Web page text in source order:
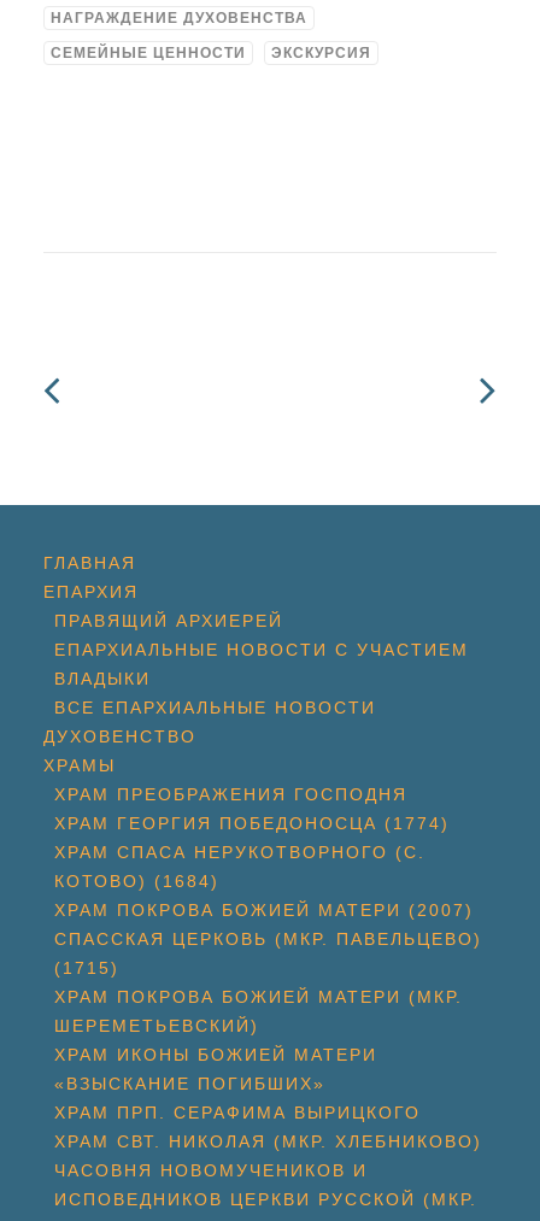
НАГРАЖДЕНИЕ ДУХОВЕНСТВА
СЕМЕЙНЫЕ ЦЕННОСТИ ЭКСКУРСИЯ
ГЛАВНАЯ
ЕПАРХИЯ
ПРАВЯЩИЙ АРХИЕРЕЙ
ЕПАРХИАЛЬНЫЕ НОВОСТИ С УЧАСТИЕМ
ВЛАДЫКИ
ВСЕ ЕПАРХИАЛЬНЫЕ НОВОСТИ
ДУХОВЕНСТВО
ХРАМЫ
ХРАМ ПРЕОБРАЖЕНИЯ ГОСПОДНЯ
ХРАМ ГЕОРГИЯ ПОБЕДОНОСЦА (1774)
ХРАМ СПАСА НЕРУКОТВОРНОГО (С.
КОТОВО) (1684)
ХРАМ ПОКРОВА БОЖИЕЙ МАТЕРИ (2007)
СПАССКАЯ ЦЕРКОВЬ (МКР. ПАВЕЛЬЦЕВО)
(1715)
ХРАМ ПОКРОВА БОЖИЕЙ МАТЕРИ (МКР.
ШЕРЕМЕТЬЕВСКИЙ)
ХРАМ ИКОНЫ БОЖИЕЙ МАТЕРИ
«ВЗЫСКАНИЕ ПОГИБШИХ»
ХРАМ ПРП. СЕРАФИМА ВЫРИЦКОГО
ХРАМ СВТ. НИКОЛАЯ (МКР. ХЛЕБНИКОВО)
ЧАСОВНЯ НОВОМУЧЕНИКОВ И
ИСПОВЕДНИКОВ ЦЕРКВИ РУССКОЙ (МКР.